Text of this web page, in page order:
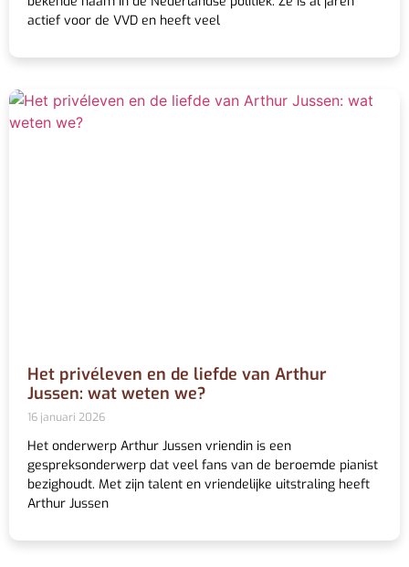
actief voor de VVD en heeft veel
Het privéleven en de liefde van Arthur
Jussen: wat weten we?
16 januari 2026
Het onderwerp Arthur Jussen vriendin is een
gespreksonderwerp dat veel fans van de beroemde pianist
bezighoudt. Met zijn talent en vriendelijke uitstraling heeft
Arthur Jussen